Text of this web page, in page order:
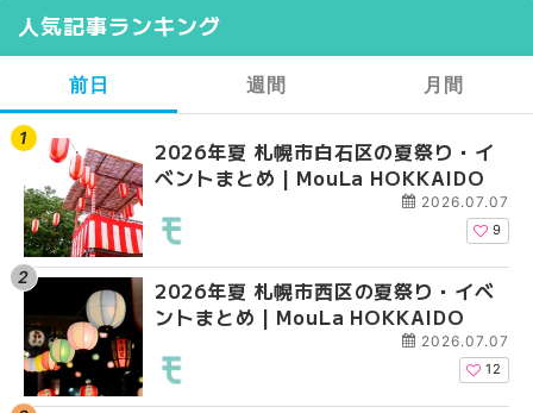
人気記事ランキング
前日
2026年夏 札幌市白石区の夏祭り・イ
ベントまとめ | MouLa HOKKAIDO
2026.07.07
9
2026年夏 札幌市西区の夏祭り・イベ
ントまとめ | MouLa HOKKAIDO
2026.07.07
12
週間
2026年夏 札幌市西区
ントまとめ | MouLa
【2026年最新】札幌
ガーデン｜オープン日
大通公園から穴場テ
月間
【2026年最新】札幌
ガーデン｜オープン日
大通公園から穴場テ
2026年夏 札幌市北区
ントまとめ | MouLa